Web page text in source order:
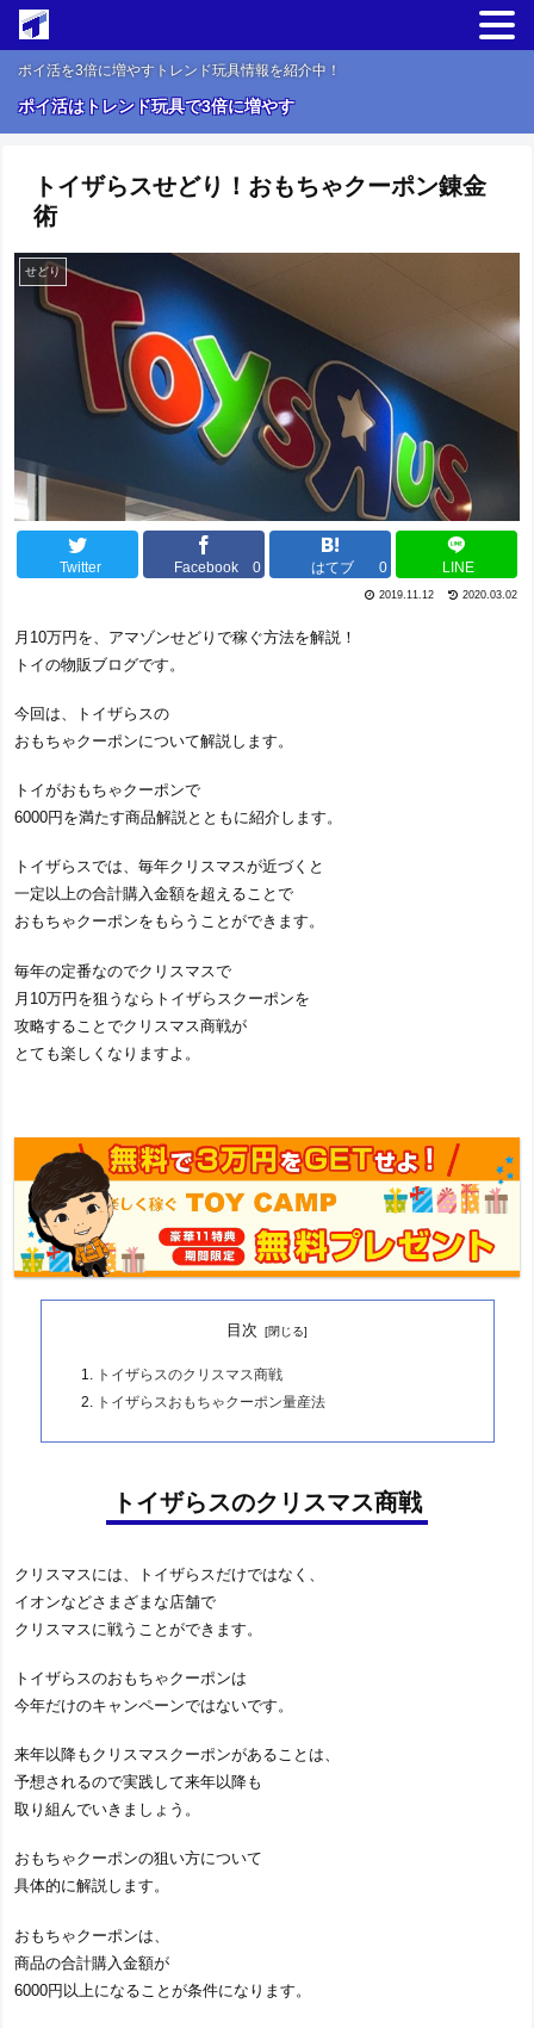
ポイ活を3倍に増やすトレンド玩具情報を紹介中！
ポイ活はトレンド玩具で3倍に増やす
トイザらスせどり！おもちゃクーポン錬金
術
せどり
Twitter Facebook 0 はてブ 0 LINE
2020.03.02
2019.11.12
月10万円を、アマゾンせどりで稼ぐ方法を解説！
トイの物販ブログです。
今回は、トイザらスの
おもちゃクーポンについて解説します。
トイがおもちゃクーポンで
6000円を満たす商品解説とともに紹介します。
トイザらスでは、毎年クリスマスが近づくと
一定以上の合計購入金額を超えることで
おもちゃクーポンをもらうことができます。
毎年の定番なのでクリスマスで
月10万円を狙うならトイザらスクーポンを
攻略することでクリスマス商戦が
とても楽しくなりますよ。
目次
トイザらスのクリスマス商戦
トイザらスおもちゃクーポン量産法
トイザらスのクリスマス商戦
クリスマスには、トイザらスだけではなく、
イオンなどさまざまな店舗で
クリスマスに戦うことができます。
トイザらスのおもちゃクーポンは
今年だけのキャンペーンではないです。
来年以降もクリスマスクーポンがあることは、
予想されるので実践して来年以降も
取り組んでいきましょう。
おもちゃクーポンの狙い方について
具体的に解説します。
おもちゃクーポンは、
商品の合計購入金額が
6000円以上になることが条件になります。